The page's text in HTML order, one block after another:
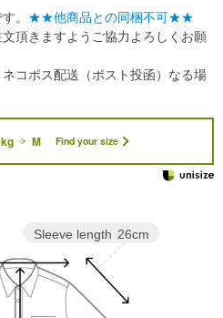
M Find your size
Sleeve length 26cm
。 ★★他商品との同梱不可★★
頂きますようご協力よろしくお願
コポス配送（ポスト投函）なる場